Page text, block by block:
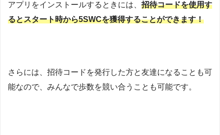
アプリをインストールするときには、 招待コードを使用す
るとスタート時から5SWCを獲得することができます！
さらには、招待コードを発行した方と友達になることも可
能なので、みんなで歩数を競い合うことも可能です。